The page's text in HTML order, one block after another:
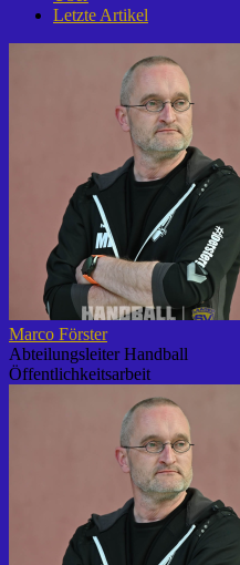
Letzte Artikel
Marco Förster
Abteilungsleiter Handball
Öffentlichkeitsarbeit